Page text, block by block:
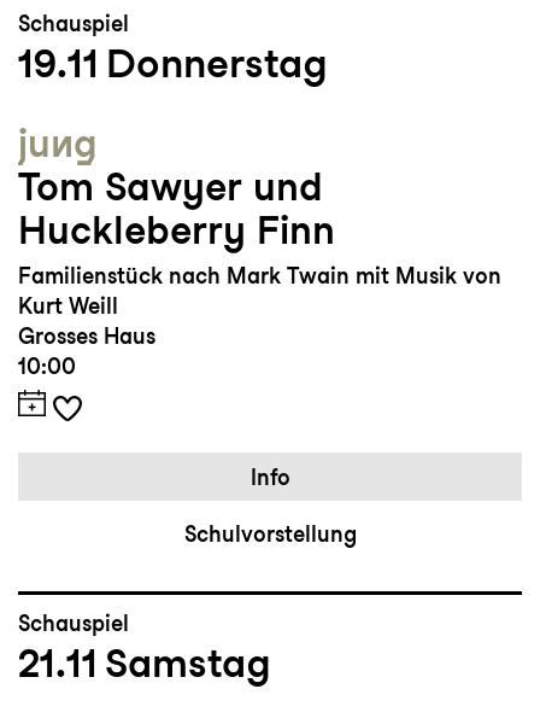
Schauspiel
19.11 Donnerstag
jung
Tom Sawyer und
Huckleberry Finn
Familienstück nach Mark Twain mit Musik von
Kurt Weill
Grosses Haus
10:00
Info
Schulvorstellung
Schauspiel
21.11 Samstag